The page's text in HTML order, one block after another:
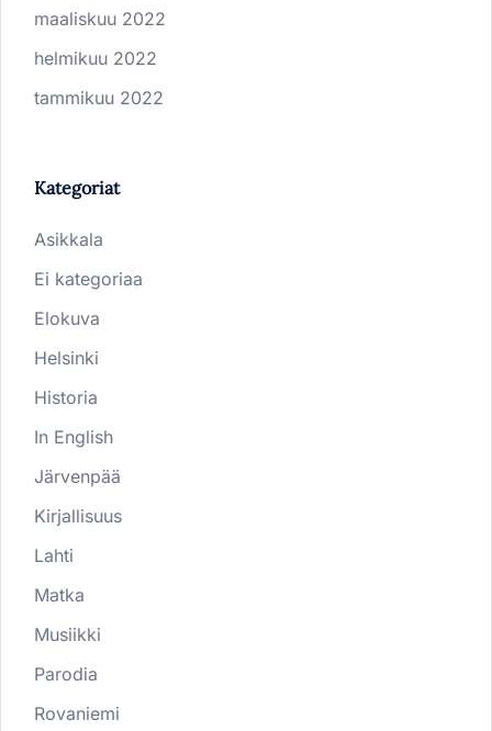
maaliskuu 2022
helmikuu 2022
tammikuu 2022
Kategoriat
Asikkala
Ei kategoriaa
Elokuva
Helsinki
Historia
In English
Järvenpää
Kirjallisuus
Lahti
Matka
Musiikki
Parodia
Rovaniemi